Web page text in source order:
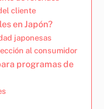
cliente
en Japón?
japonesas
al consumidor
programas de